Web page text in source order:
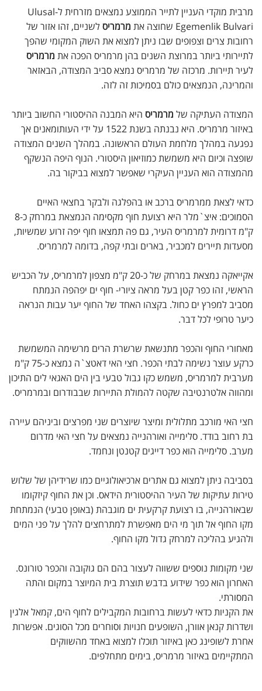
מרבית מוקדי העניין לתייר הממוצע נמצאים מזרחית ל-Ulusal
Egemenlik Bulvari שחוצה את
מרמריסלשניים, זהו אזור של
רחובות צרים וצפופים שבו ניתן למצוא את השוק המקומי שהפך
לתיירותי ביותר במרוצת השנים בהן מרמריס הפכה את מרמריס
לעיר תיירות. מרכזה של מרמריס נמצא סביב המצודה, הבאזאר
והמרינה, הנמצאים כולם בסמיכות זה לזה.
המצודה העתיקה של מרמריס היא המבנה ההיסטורי החשוב ביותר
באיזור מרמריס. היא נבנתה בשנת 1522 על ידי העותומאנים אך
נפגעה במהלך מלחמת העולם הראשונה. במהלך השנים המצודה
שופצה וכיום היא משמשת כמוזיאון היסטורי. הנוף היפה הנשקף
מהמצודה הוא העניין העיקרי שאפשר למצוא בביקור בה.
כדאי לצאת ממרמריס ברכב או בהפלגה ולבקר בחצאי האיים
הסמוכים: איצ`מלר היא רצועת חוף מקסימה הנמצאת במרחק כ-8
ק"מ דרומית למרמריס העיר, גם פה תמצאו חוף יפה זרוע שמשיות,
מסעדות תיירים למכביר, בארים ובתי קפה, בדומה למרמריס.
אקייאקה נמצאת במרחק של כ-20 ק"מ מצפון למרמריס, על הכביש
הראשי, זהו כפר קטן בעל מראה ציורי- חוף ים יפהפה הנמתח
מסביב למפרץ ים כחול. בקצהו האחד של החוף יער עבות הנראה
כיער טרופי לכל דבר.
מאחורי החוף והכפר מתנשאת שרשרת הרים מרשימה המשמשת
כרקע עוצר נשימה לבתי הכפר. חצי האי דאטצ`ה נמצא כ-75 ק"מ
מערבית למרמריס, משמש כקו גבול טבעי בין הים האגאי לים התיכון
ומהווה אלטרנטיבה שקטה להמולת התיירות שבבודרום ובמרמריס.
חצי האי מורכב מתלולית ומיצר שיוצרים שני מפרצים וביניהם עיירה
בת רחוב בודד. סלימייה ואורהנייה נמצאים על חצי האי מדרום
מערב. סלימייה הוא כפר דייגים קטנטן ונחמד.
בסביבה ניתן למצוא גם אתרים ארכיאולוגיים כמו שרידיהן של שלוש
טירות עתיקות של העיר ההיסטורית הידאס. וכן את החוף קיזקומו
שבאורהנייה, בו רצועת קרקעית ים מוגבהת (באופן טבעי) הנמתחת
מקו החוף אל תוך מי הים מאפשרת למתרחצים להלך על פני המים
ולהגיע בהליכה למרחק גדול מקו החוף.
שני מקומות נוספים ששווה לעצור בהם הם גוקובה והכפר טורונס.
האחרון הוא כפר שידוע בדבש תוצרת בית המיוצר במקום והתה
המסורתי.
את הקניות כדאי לעשות ברחובות המקבילים לחוף הים, קמאל אלגין
ושדרות קנאן אוורן, השופעים חנויות וסוחרים מכל הסוגים. אפשרות
אחרת לשופינג כאן באיזור תוכלו למצוא באחד מהשווקים
המתקיימים באיזור מרמריס, בימים מתחלפים.